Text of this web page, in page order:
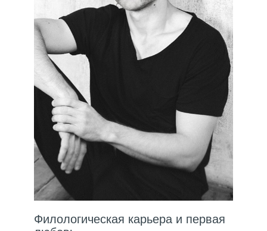
Филологическая карьера и первая